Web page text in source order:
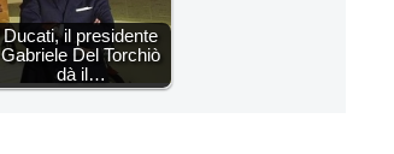
Ducati, il presidente
Gabriele Del Torchiò
dà il…